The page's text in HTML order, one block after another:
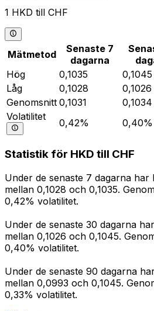
1 HKD till CHF
Mätmetod
Senaste 7
dagarna
Hög
0,1035 0,1045
Låg
0,1028 0,1026
Genomsnitt 0,1031 0,1034
Volatilitet
0,42% 0,40%
Statistik för HKD till CHF
Under de senaste 7 dagarna har
mellan 0,1028 och 0,1035.
0,42% volatilitet.
Under de senaste 30 dagarna
mellan 0,1026 och 0,1045.
0,40% volatilitet.
Under de senaste 90 dagarna
mellan 0,0993 och 0,1045.
0,33% volatilitet.